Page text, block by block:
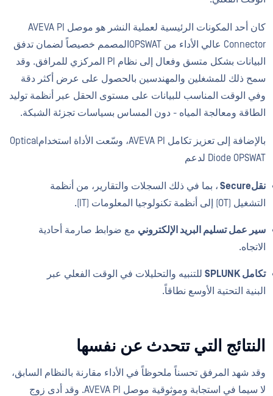
كان أحد المكونات الرئيسية لعملية النشر هو موصل AVEVA PI
Connector عالي الأداء من OPSWATالمصمم خصيصاً لضمان تدفق
البيانات بشكل متسق وفعال إلى نظام PI المركزي للمرافق. وقد
سمح ذلك للمشغلين والمهندسين بالحصول على عرض أكثر دقة
وفي الوقت المناسب للبيانات على مستوى الحقل عبر أنظمة توليد
الطاقة ومعالجة المياه - دون المساس بسياسات تجزئة الشبكة.
بالإضافة إلى تعزيز تكامل AVEVA PI، وسّعت الأداة استخدامOptical
Diode OPSWAT لدعم
نقلSecure
، بما في ذلك السجلات والتقارير، من أنظمة
التشغيل (OT) إلى أنظمة تكنولوجيا المعلومات (IT).
سير عمل تسليم البريد الإلكتروني مع ضوابط صارمة أحادية
الاتجاه.
تكامل SPLUNK
للتنبيه والتحليلات في الوقت الفعلي عبر
البنية التحتية الأوسع نطاقاً.
النتائج التي تتحدث عن نفسها
وقد شهد المرفق تحسناً ملحوظاً في الأداء مقارنة بالنظام السابق،
لا سيما في استجابة وموثوقية موصل AVEVA PI. وقد أدى زوج